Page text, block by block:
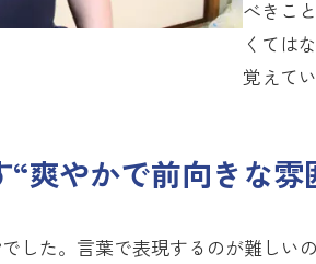
べきこ
くては
覚えて
爽やかで前向きな雰
した。言葉で表現するのが難し